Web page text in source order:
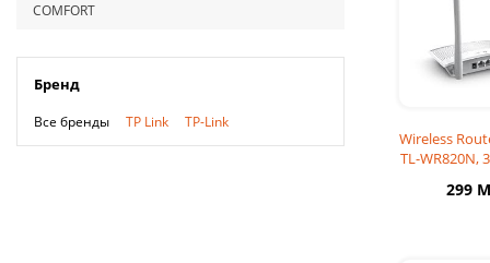
COMFORT
Бренд
Все бренды TP Link TP-Link
Wireless
TL-WR820N,
299